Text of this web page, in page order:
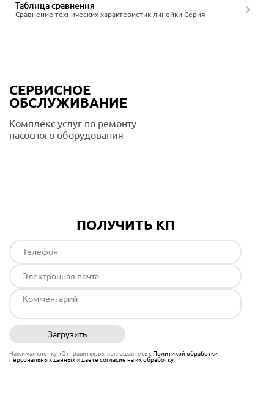
Сравнение технических характеристик линейки Серия
Таблица сравнения
СЕРВИСНОЕ
ОБСЛУЖИВАНИЕ
Комплекс услуг по ремонту
насосного оборудования
ПОЛУЧИТЬ КП
Загрузить
Нажимая кнопку «Отправить», вы соглашаетесь сПолитикой обработки
персональных данныхи даёте согласие на их обработку